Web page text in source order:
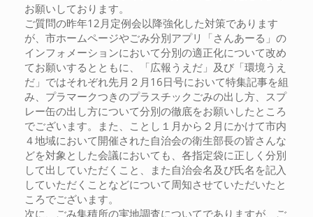
お願いしております。
ご質問の昨年12月定例会以降強化した対策であります
が、市ホームページやごみ分別アプリ「さんあーる」の
インフォメーションにおいて分別の適正化について改め
てお願いするとともに、「広報うえだ」及び「環境うえ
だ」ではそれぞれ先月２月16日号において特集記事を組
み、プラマークつきのプラスチックごみの出し方、スプ
レー缶の出し方について分別の徹底をお願いしたところ
でございます。また、ことし１月から２月にかけて市内
４地域において開催された自治会の衛生部長の皆さんな
どを対象とした会議においても、各指定袋に正しく分別
して出していただくこと、また自治会名及び氏名を記入
していただくことなどについて周知させていただいたと
ころでございます。
次に、ごみ集積所の実地調査についてでありますが、ご